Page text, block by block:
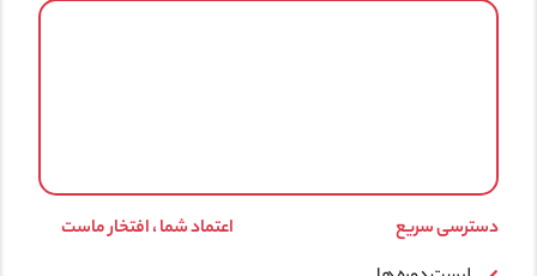
دسترسی سریع
اعتماد شما ، افتخار ماست